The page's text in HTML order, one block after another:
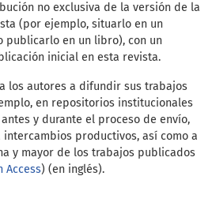
no exclusiva de la versión de la
(por ejemplo, situarlo en un
en un libro), con un
inicial en esta revista.
los autores a difundir sus trabajos
en repositorios institucionales
y durante el proceso de envío,
productivos, así como a
y mayor de los trabajos publicados
Access) (en inglés).